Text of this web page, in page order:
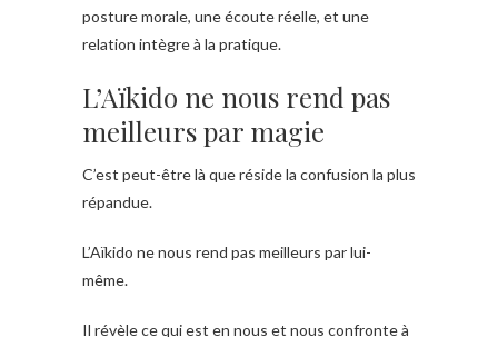
posture morale, une écoute réelle, et une
relation intègre à la pratique.
L’Aïkido ne nous rend pas
meilleurs par magie
C’est peut-être là que réside la confusion la plus
répandue.
L’Aïkido ne nous rend pas meilleurs par lui-
même.
Il révèle ce qui est en nous et nous confronte à